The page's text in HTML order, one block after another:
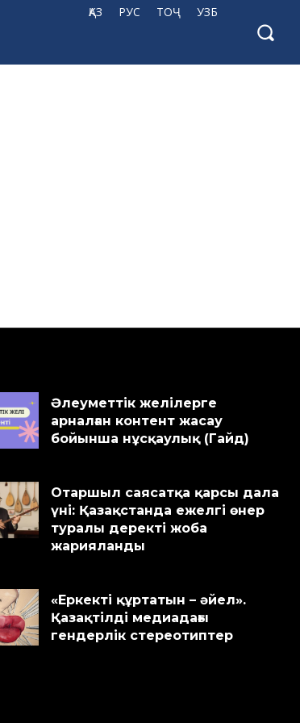
ҚАЗ РУС ТОҶ УЗБ
Әлеуметтік желілерге
арналған контент жасау
бойынша нұсқаулық (Гайд)
Отаршыл саясатқа қарсы дала
үні: Қазақстанда ежелгі өнер
туралы деректі жоба
жарияланды
«Еркекті құртатын – әйел».
Қазақтілді медиадағы
гендерлік стереотиптер